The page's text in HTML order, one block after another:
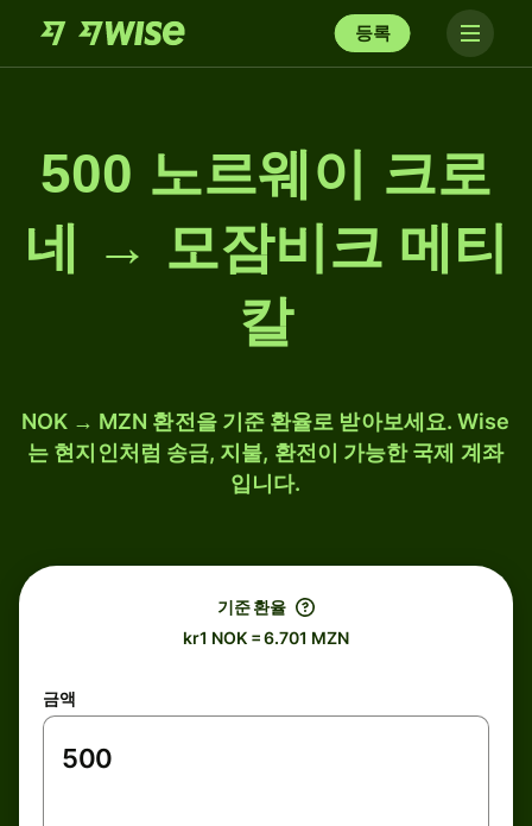
등록
500 노르웨이 크로
네 → 모잠비크 메티
칼
NOK → MZN 환전을 기준 환율로 받아보세요. Wise
는 현지인처럼 송금, 지불, 환전이 가능한 국제 계좌
입니다.
기준 환율
kr1 NOK = 6.701 MZN
금액